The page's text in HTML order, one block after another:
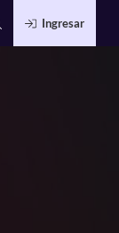
Ingresar